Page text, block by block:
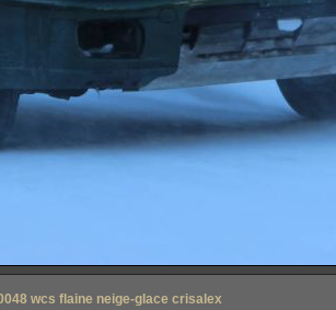
wcs flaine neige-glace crisalex